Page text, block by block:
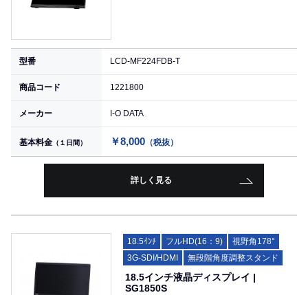
型番 LCD-MF224FDB-T
商品コード 1221800
メーカー I-O DATA
基本料金 （１日間） ￥8,000 （税抜）
詳しく見る
18.5ｲﾝﾁ フルHD(16：9)
視野角178°
3G-SDI/HDMI
無段階角度調整スタンド
18.5インチ液晶ディスプレイ |
SG1850S